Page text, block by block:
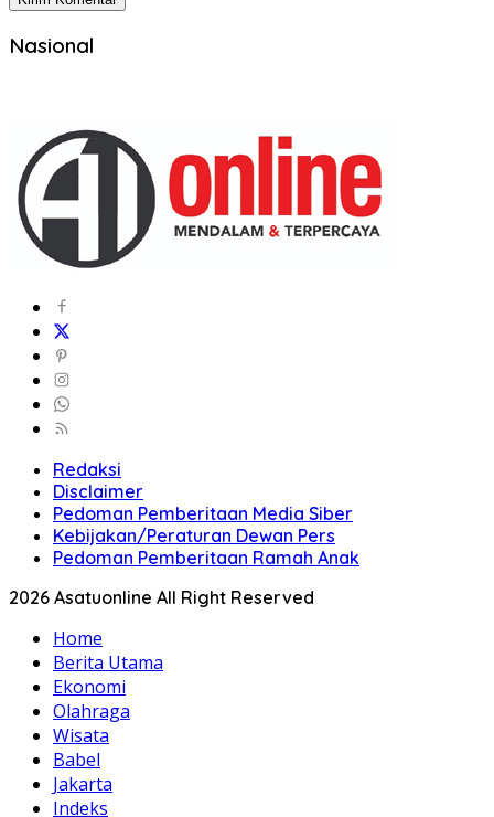
Nasional
Redaksi
Disclaimer
Pedoman Pemberitaan Media Siber
Kebijakan/Peraturan Dewan Pers
Pedoman Pemberitaan Ramah Anak
2026 Asatuonline All Right Reserved
Home
Berita Utama
Ekonomi
Olahraga
Wisata
Babel
Jakarta
Indeks